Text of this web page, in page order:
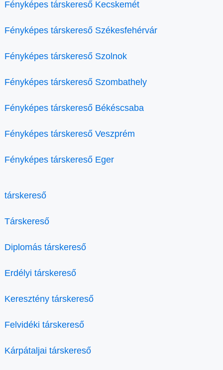
Fényképes társkereső Kecskemét
Fényképes társkereső Székesfehérvár
Fényképes társkereső Szolnok
Fényképes társkereső Szombathely
Fényképes társkereső Békéscsaba
Fényképes társkereső Veszprém
Fényképes társkereső Eger
társkereső
Társkereső
Diplomás társkereső
Erdélyi társkereső
Keresztény társkereső
Felvidéki társkereső
Kárpátaljai társkereső